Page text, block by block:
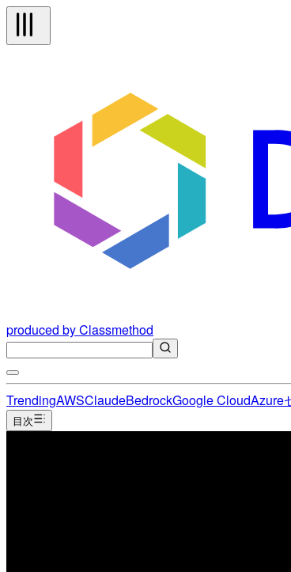
produced by Classmethod
TrendingAWSClaudeBedrockGoogle CloudAzure
目次